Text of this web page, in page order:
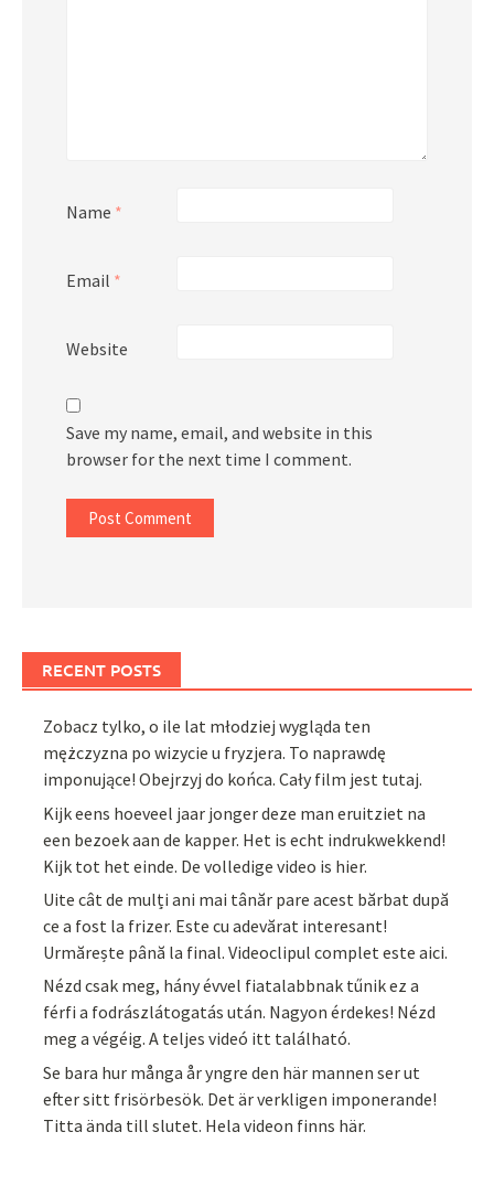
Name *
Email *
Website
Save my name, email, and website in this
browser for the next time I comment.
RECENT POSTS
Zobacz tylko, o ile lat młodziej wygląda ten
mężczyzna po wizycie u fryzjera. To naprawdę
imponujące! Obejrzyj do końca. Cały film jest tutaj.
Kijk eens hoeveel jaar jonger deze man eruitziet na
een bezoek aan de kapper. Het is echt indrukwekkend!
Kijk tot het einde. De volledige video is hier.
Uite cât de mulți ani mai tânăr pare acest bărbat după
ce a fost la frizer. Este cu adevărat interesant!
Urmărește până la final. Videoclipul complet este aici.
Nézd csak meg, hány évvel fiatalabbnak tűnik ez a
férfi a fodrászlátogatás után. Nagyon érdekes! Nézd
meg a végéig. A teljes videó itt található.
Se bara hur många år yngre den här mannen ser ut
efter sitt frisörbesök. Det är verkligen imponerande!
Titta ända till slutet. Hela videon finns här.